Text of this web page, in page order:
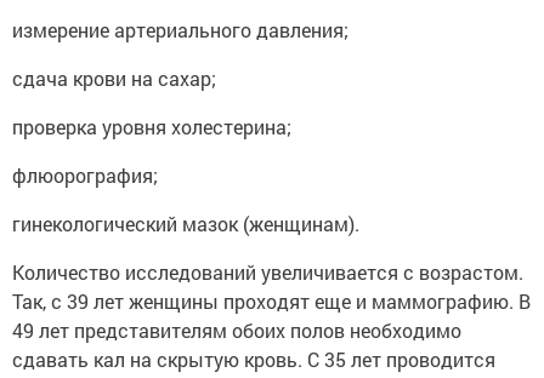
измерение артериального давления;
сдача крови на сахар;
проверка уровня холестерина;
флюорография;
гинекологический мазок (женщинам).
Количество исследований увеличивается с возрастом.
Так, с 39 лет женщины проходят еще и маммографию. В
49 лет представителям обоих полов необходимо
сдавать кал на скрытую кровь. С 35 лет проводится